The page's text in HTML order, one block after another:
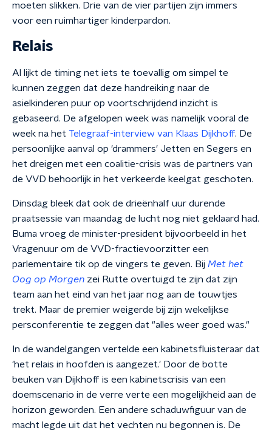
moeten slikken. Drie van de vier partijen zijn immers
voor een ruimhartiger kinderpardon.
Relais
Al lijkt de timing net iets te toevallig om simpel te
kunnen zeggen dat deze handreiking naar de
asielkinderen puur op voortschrijdend inzicht is
gebaseerd. De afgelopen week was namelijk vooral de
week na het Telegraaf-interview van Klaas Dijkhoff. De
persoonlijke aanval op 'drammers' Jetten en Segers en
het dreigen met een coalitie-crisis was de partners van
de VVD behoorlijk in het verkeerde keelgat geschoten.
Dinsdag bleek dat ook de drieënhalf uur durende
praatsessie van maandag de lucht nog niet geklaard had.
Buma vroeg de minister-president bijvoorbeeld in het
Vragenuur om de VVD-fractievoorzitter een
parlementaire tik op de vingers te geven. Bij Met het
Oog op Morgen zei Rutte overtuigd te zijn dat zijn
team aan het eind van het jaar nog aan de touwtjes
trekt. Maar de premier weigerde bij zijn wekelijkse
persconferentie te zeggen dat "alles weer goed was."
In de wandelgangen vertelde een kabinetsfluisteraar dat
'het relais in hoofden is aangezet.' Door de botte
beuken van Dijkhoff is een kabinetscrisis van een
doemscenario in de verre verte een mogelijkheid aan de
horizon geworden. Een andere schaduwfiguur van de
macht legde uit dat het vechten nu begonnen is. De